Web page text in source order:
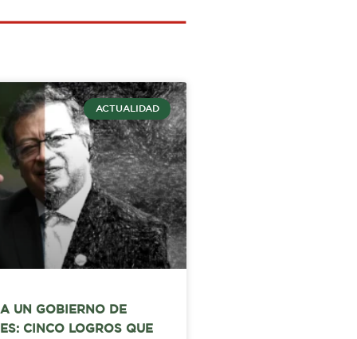
ACTUALIDAD
UN GOBIERNO DE
CINCO LOGROS QUE